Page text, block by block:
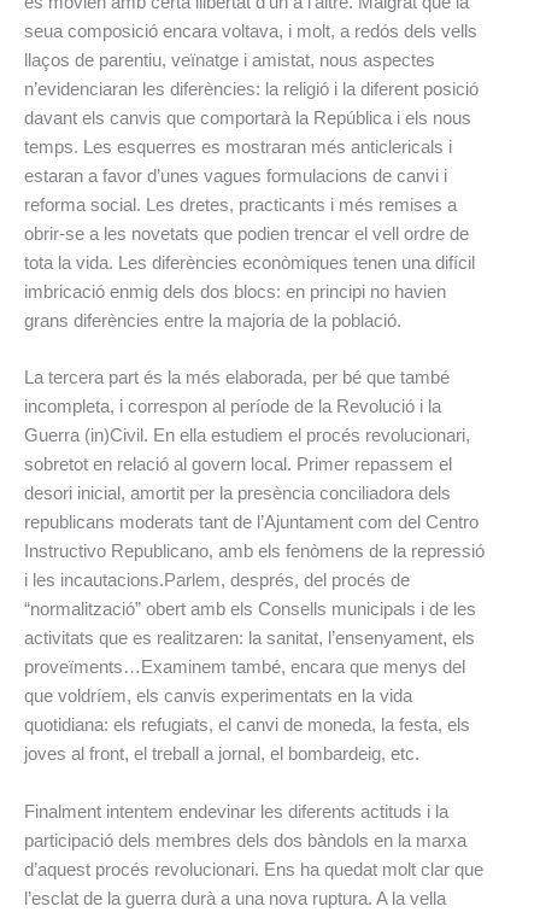
seua composició encara voltava, i molt, a redós dels vells
llaços de parentiu, veïnatge i amistat, nous aspectes
n’evidenciaran les diferències: la religió i la diferent posició
davant els canvis que comportarà la República i els nous
temps. Les esquerres es mostraran més anticlericals i
estaran a favor d’unes vagues formulacions de canvi i
reforma social. Les dretes, practicants i més remises a
obrir-se a les novetats que podien trencar el vell ordre de
tota la vida. Les diferències econòmiques tenen una difícil
imbricació enmig dels dos blocs: en principi no havien
grans diferències entre la majoria de la població.
La tercera part és la més elaborada, per bé que també
incompleta, i correspon al període de la Revolució i la
Guerra (in)Civil. En ella estudiem el procés revolucionari,
sobretot en relació al govern local. Primer repassem el
desori inicial, amortit per la presència conciliadora dels
republicans moderats tant de l’Ajuntament com del Centro
Instructivo Republicano, amb els fenòmens de la repressió
i les incautacions.Parlem, després, del procés de
“normalització” obert amb els Consells municipals i de les
activitats que es realitzaren: la sanitat, l’ensenyament, els
proveïments… Examinem també, encara que menys del
que voldríem, els canvis experimentats en la vida
quotidiana: els refugiats, el canvi de moneda, la festa, els
joves al front, el treball a jornal, el bombardeig, etc.
Finalment intentem endevinar les diferents actituds i la
participació dels membres dels dos bàndols en la marxa
d’aquest procés revolucionari. Ens ha quedat molt clar que
l’esclat de la guerra durà a una nova ruptura. A la vella